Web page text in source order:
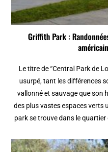
Griffith Park :
Le titre de “Central Park de
usurpé, tant les différences
vallonné et sauvage que son
des plus vastes espaces verts
park se trouve dans le quartier